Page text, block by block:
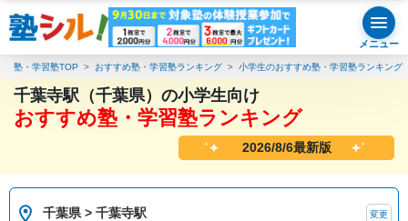
メニュー
塾・学習塾TOP おすすめ塾・学習塾ランキング 小学生のおすすめ塾・学習塾ランキング
千葉寺駅（千葉県）の小学生向け
おすすめ塾・学習塾ランキング
2026/8/6最新版
千葉県 > 千葉寺駅 変更